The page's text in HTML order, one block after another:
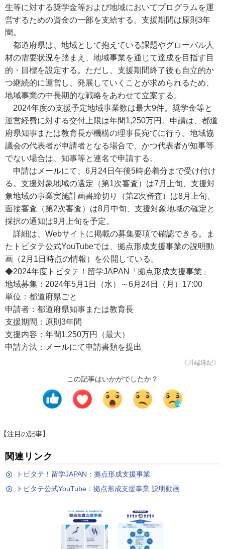
生等に対する奨学金等および地域においてプログラムを運
営するための資金の一部を支給する。支援期間は原則3年
間。
都道府県は、地域として抱えている課題やグローバル人
材の需要状況を踏まえ、地域事業を通じて達成を目指す目
的・目標を設定する。ただし、支援期間終了後も自立的か
つ継続的に運営し、発展していくことが求められるため、
地域事業の中長期的な戦略をあわせて立案する。
2024年度の支援予定地域事業数は最大9件。奨学金等と
運営経費に対する交付上限は年間1,250万円。申請は、都道
府県知事または教育長が機構の理事長宛てに行う。地域協
議会の代表者が申請者となる場合で、かつ代表者が知事等
でない場合は、知事等と連名で申請する。
申請はメールにて、6月24日午後5時必着分まで受け付け
る。支援対象地域の選定（第1次審査）は7月上旬、支援対
象地域の事業実施計画書締切り（第2次審査）は8月上旬、
面接審査（第2次審査）は8月中旬、支援対象地域の確定と
採択の通知は9月上旬を予定。
詳細は、Webサイトに掲載の募集要項で確認できる。ま
たトビタテ公式YouTubeでは、拠点形成支援事業の説明動
画（2月1日時点の情報）を公開している。
◆2024年度トビタテ！留学JAPAN「拠点形成支援事業」
地域募集：2024年5月1日（水）～6月24日（月）17:00
単位：都道府県ごと
申請者：都道府県知事または教育長
支援期間：原則3年間
支援内容：年間1,250万円（最大）
申請方法：メールにて申請書類を提出
《川端珠紀》
この記事はいかがでしたか？
【注目の記事】
関連リンク
トビタテ！留学JAPAN：拠点形成支援事業
トビタテ公式YouTube：拠点形成支援事業 説明動画